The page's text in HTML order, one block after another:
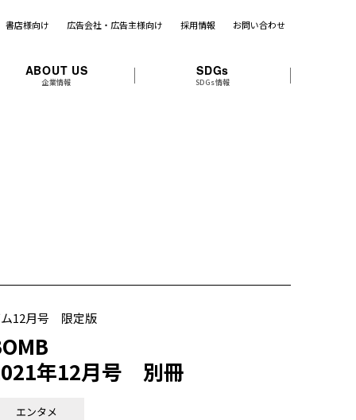
書店様向け 広告会社・広告主様向け 採用情報 お問い合わせ
ABOUT US
企業情報
SDGs
SDGs情報
12月号 限定版
年12月号 別冊
エンタメ